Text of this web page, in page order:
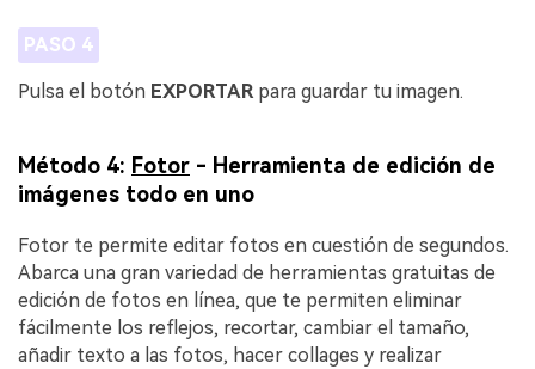
PASO 4
Pulsa el botón EXPORTARpara guardar tu imagen.
Método 4: Fotor - Herramienta de edición de
imágenes todo en uno
Fotor te permite editar fotos en cuestión de segundos.
Abarca una gran variedad de herramientas gratuitas de
edición de fotos en línea, que te permiten eliminar
fácilmente los reflejos, recortar, cambiar el tamaño,
añadir texto a las fotos, hacer collages y realizar